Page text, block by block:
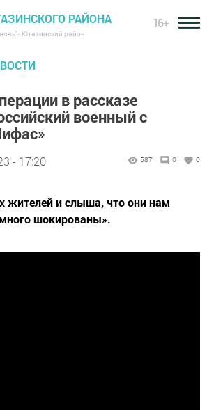
РАЙОНА
- Ютазинский район
16+
в рассказе
военный с
- 17:20 587 0 0
жителей и слыша, что они нам
шокированы».